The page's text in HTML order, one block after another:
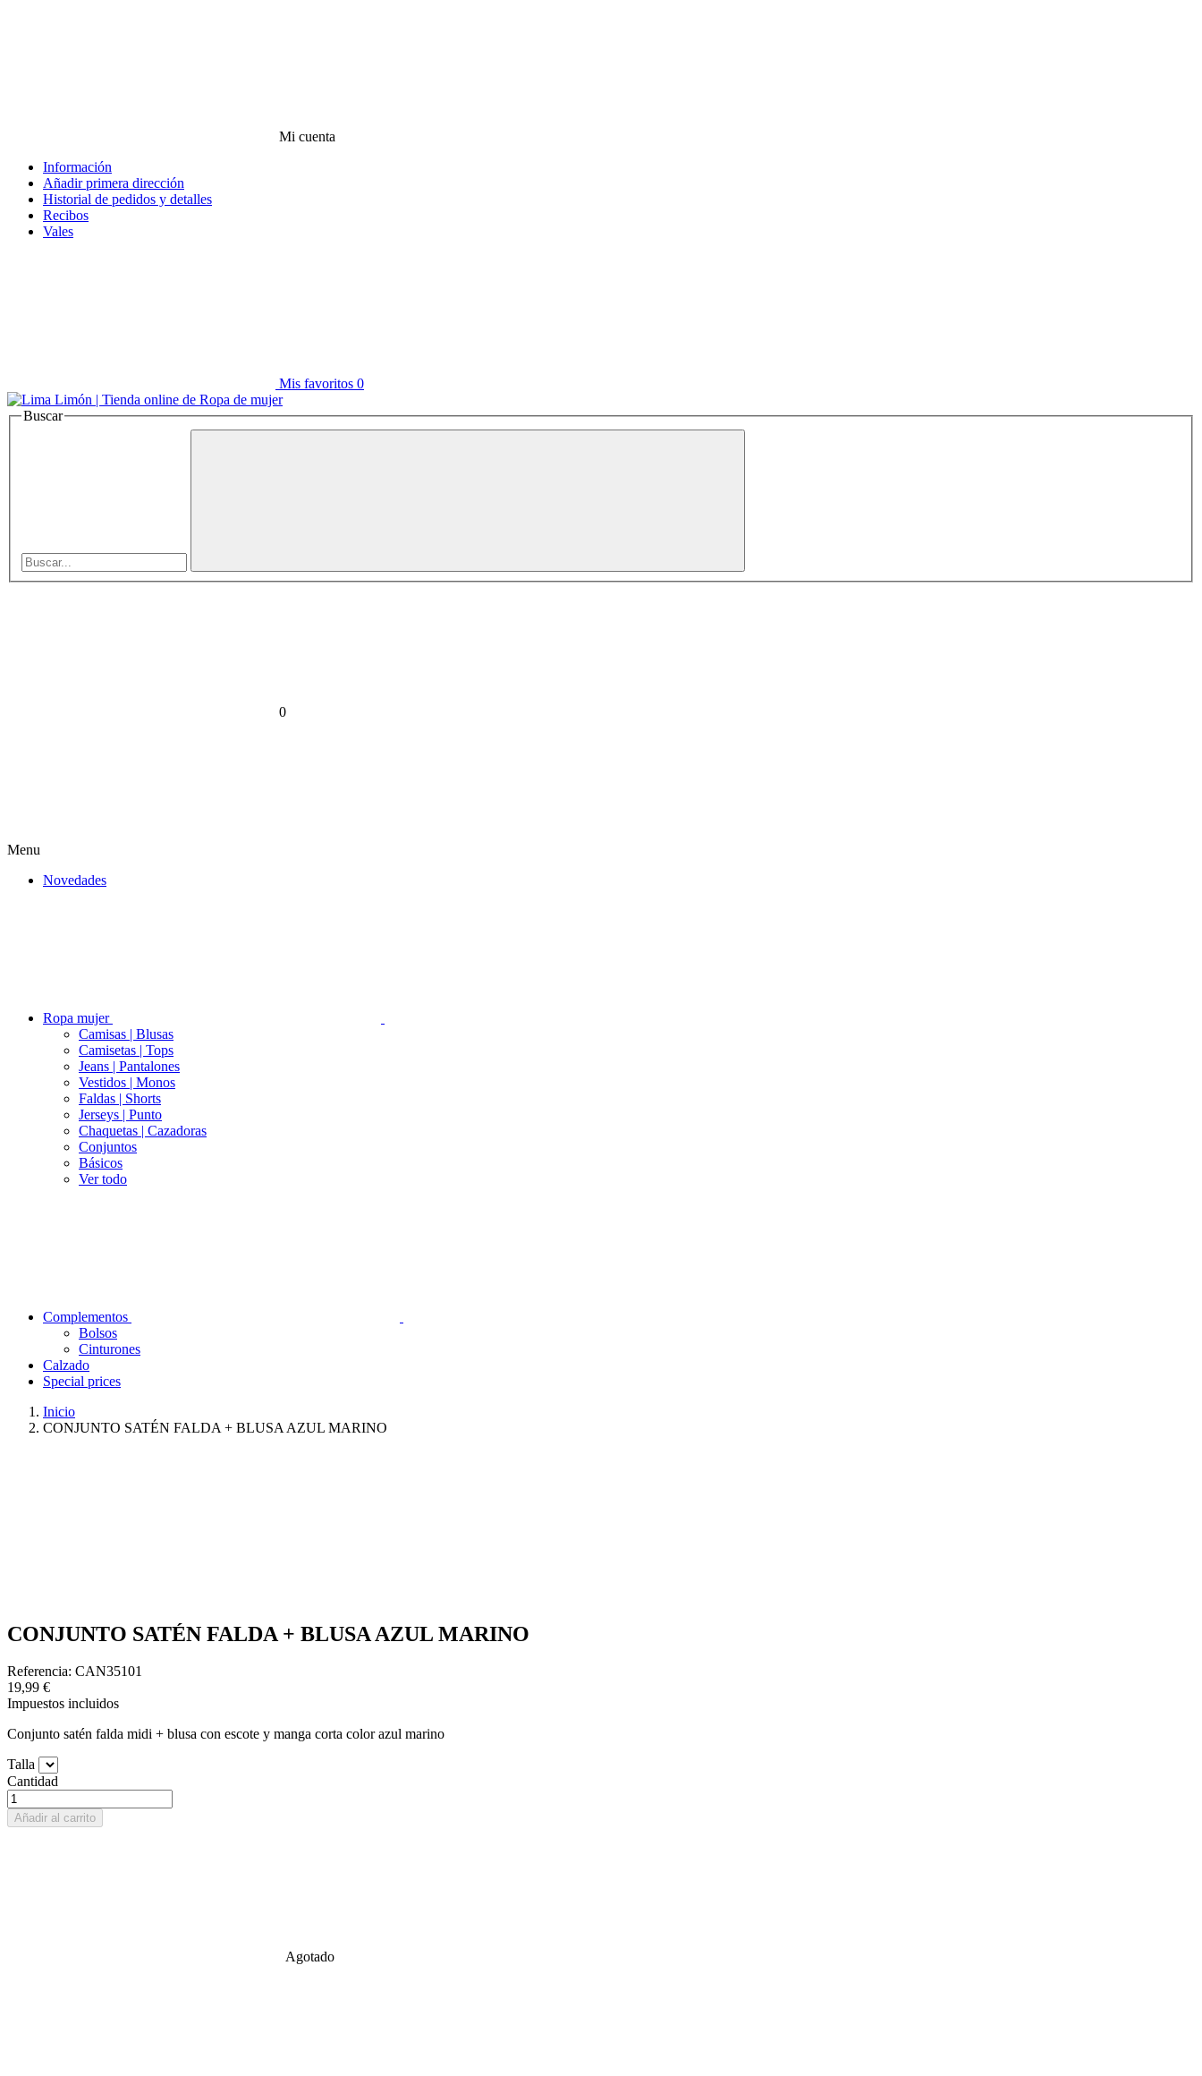
Mi cuenta
Información
Añadir primera dirección
Historial de pedidos y detalles
Recibos
Vales
Mis favoritos 0
Buscar
0
Menu
Novedades
Ropa mujer
Camisas | Blusas
Camisetas | Tops
Jeans | Pantalones
Vestidos | Monos
Faldas | Shorts
Jerseys | Punto
Chaquetas | Cazadoras
Conjuntos
Básicos
Ver todo
Complementos
Bolsos
Cinturones
Calzado
Special prices
Inicio
CONJUNTO SATÉN FALDA + BLUSA AZUL MARINO
CONJUNTO SATÉN FALDA + BLUSA AZUL MARINO
Referencia: CAN35101
19,99 €
Impuestos incluidos
Conjunto satén falda midi + blusa con escote y manga corta color azul marino
Talla
Cantidad
Añadir al carrito
Agotado